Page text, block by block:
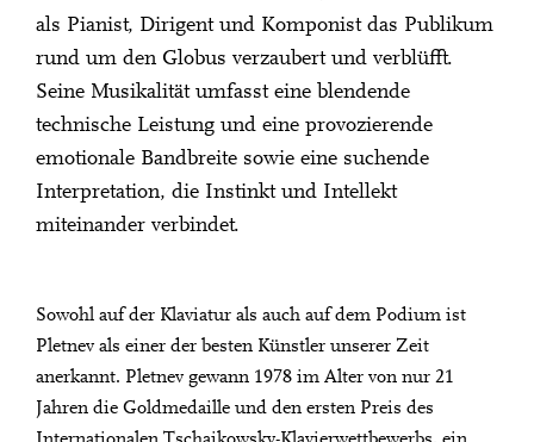
als Pianist, Dirigent und Komponist das Publikum
rund um den Globus verzaubert und verblüfft.
Seine Musikalität umfasst eine blendende
technische Leistung und eine provozierende
emotionale Bandbreite sowie eine suchende
Interpretation, die Instinkt und Intellekt
miteinander verbindet.
Sowohl auf der Klaviatur als auch auf dem Podium ist
Pletnev als einer der besten Künstler unserer Zeit
anerkannt. Pletnev gewann 1978 im Alter von nur 21
Jahren die Goldmedaille und den ersten Preis des